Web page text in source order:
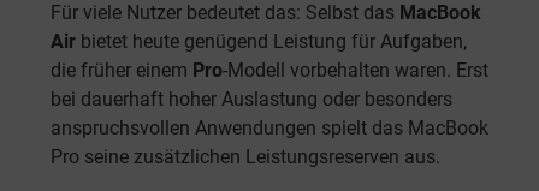
Für viele Nutzer bedeutet das: Selbst das MacBook
Air bietet heute genügend Leistung für Aufgaben,
die früher einem Pro-Modell vorbehalten waren. Erst
bei dauerhaft hoher Auslastung oder besonders
anspruchsvollen Anwendungen spielt das MacBook
Pro seine zusätzlichen Leistungsreserven aus.